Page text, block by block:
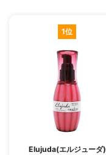
1位
Elujuda(エルジューダ)